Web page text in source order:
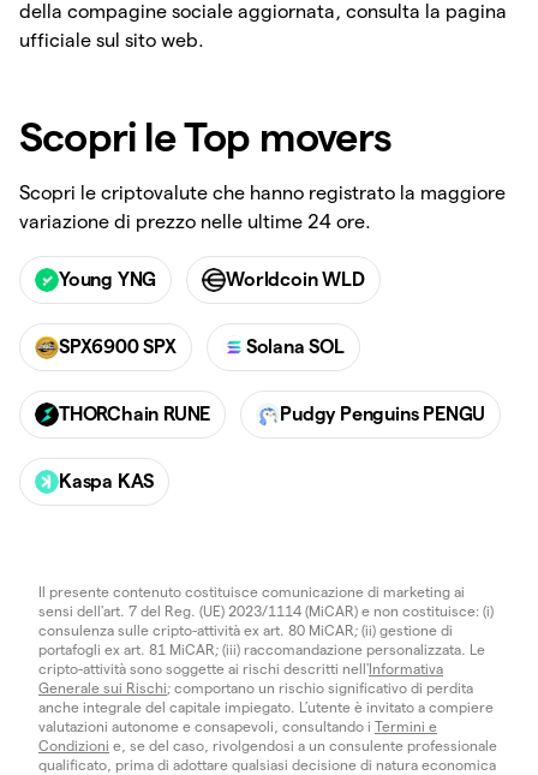
della compagine sociale aggiornata, consulta la pagina
ufficiale sul sito web.
Scopri le Top movers
Scopri le criptovalute che hanno registrato la maggiore
variazione di prezzo nelle ultime 24 ore.
Young YNG Worldcoin WLD
SPX6900 SPX Solana SOL
THORChain RUNE Pudgy Penguins PENGU
Kaspa KAS
Il presente contenuto costituisce comunicazione di marketing ai
sensi dell'art. 7 del Reg. (UE) 2023/1114 (MiCAR) e non costituisce: (i)
consulenza sulle cripto-attività ex art. 80 MiCAR; (ii) gestione di
portafogli ex art. 81 MiCAR; (iii) raccomandazione personalizzata. Le
cripto-attività sono soggette ai rischi descritti nell' Informativa
Generale sui Rischi; comportano un rischio significativo di perdita
anche integrale del capitale impiegato. L’utente è invitato a compiere
valutazioni autonome e consapevoli, consultando i Termini e
Condizioni e, se del caso, rivolgendosi a un consulente professionale
qualificato, prima di adottare qualsiasi decisione di natura economica